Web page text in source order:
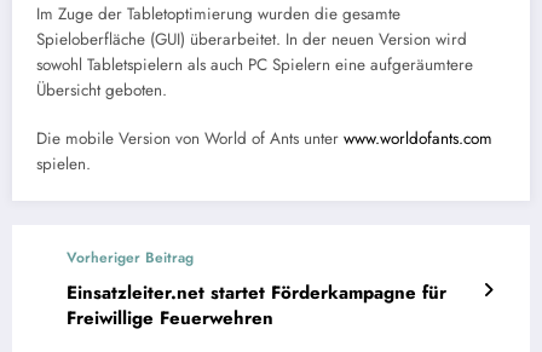
Im Zuge der Tabletoptimierung wurden die gesamte
Spieloberfläche (GUI) überarbeitet. In der neuen Version wird
sowohl Tabletspielern als auch PC Spielern eine aufgeräumtere
Übersicht geboten.
Die mobile Version von World of Ants unter www.worldofants.com
spielen.
Vorheriger Beitrag
Einsatzleiter.net startet Förderkampagne für
Freiwillige Feuerwehren